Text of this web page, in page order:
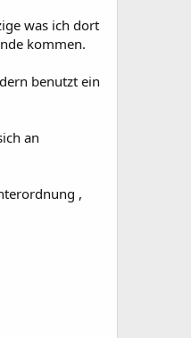
was ich dort
kommen.
benutzt ein
an
,